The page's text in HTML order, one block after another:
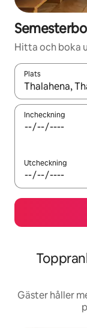
Hitta och boka
Plats
När resultaten
Incheckning
Utcheckning
Gäster håller